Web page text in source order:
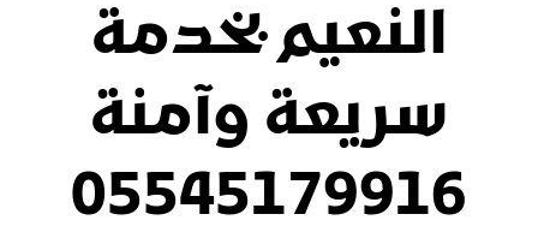
النعيم بخدمة
سريعة وآمنة
05545179916